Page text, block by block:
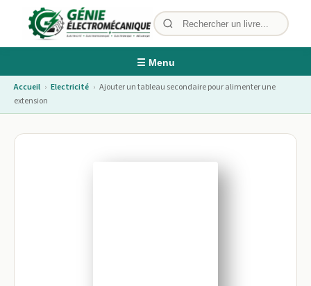
☰ Menu
Accueil › Electricité › Ajouter un tableau secondaire pour alimenter une
extension